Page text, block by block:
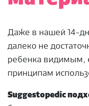
Даже в нашей 14-
далеко не
ребенка видимым,
принципам
Suggestopedic